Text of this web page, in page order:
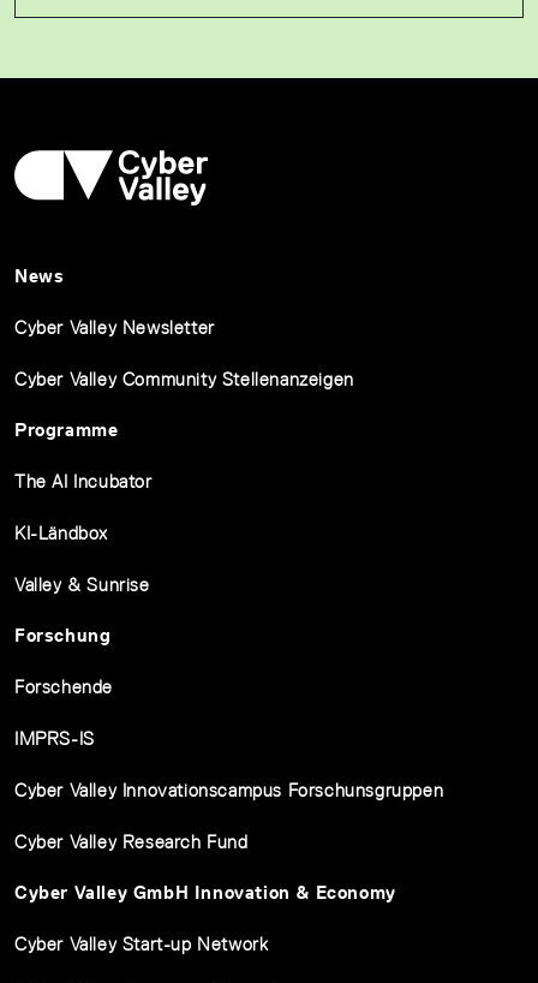
News
Cyber Valley Newsletter
Cyber Valley Community Stellenanzeigen
Programme
The AI Incubator
KI-Ländbox
Valley & Sunrise
Forschung
Forschende
IMPRS-IS
Cyber Valley Innovationscampus Forschunsgruppen
Cyber Valley Research Fund
Cyber Valley GmbH Innovation & Economy
Cyber Valley Start-up Network